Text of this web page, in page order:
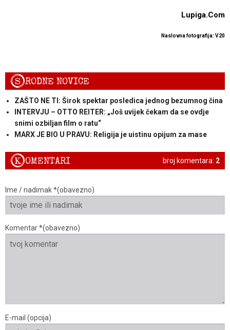
Lupiga.Com
Naslovna fotografija: V20
SRODNE NOVICE
ZAŠTO NE TI: Širok spektar posledica jednog bezumnog čina
INTERVJU – OTTO REITER: „Još uvijek čekam da se ovdje
snimi ozbiljan film o ratu“
MARX JE BIO U PRAVU: Religija je uistinu opijum za mase
broj komentara: 2
KOMENTARI
Ime / nadimak *(obavezno)
Komentar *(obavezno)
E-mail (opcija)